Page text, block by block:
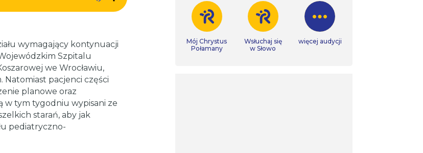
wymagający kontynuacji
Szpitalu
we Wrocławiu,
Natomiast pacjenci części
planowe oraz
w tym tygodniu wypisani ze
starań, aby jak
pediatryczno-
Mój Chrystus
Połamany
Wsłuchaj się
w Słowo
więcej audycji